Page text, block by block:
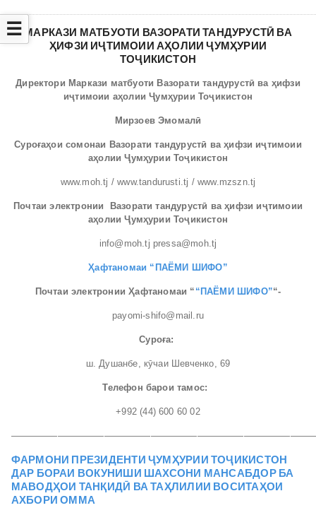
☰ МАРКАЗИ МАТБУОТИ ВАЗОРАТИ ТАНДУРУСТӢ ВА
ҲИФЗИ ИҶТИМОИИ АҲОЛИИ ҶУМҲУРИИ
ТОҶИКИСТОН
Директори Маркази матбуоти Вазорати тандурустӣ ва ҳифзи
иҷтимоии аҳолии Ҷумҳурии Тоҷикистон
Мирзоев Эмомалӣ
Суроғаҳои сомонаи Вазорати тандурустӣ ва ҳифзи иҷтимоии
аҳолии Ҷумҳурии Тоҷикистон
www.moh.tj / www.tandurusti.tj / www.mzszn.tj
Почтаи электронии Вазорати тандурустӣ ва ҳифзи иҷтимоии
аҳолии Ҷумҳурии Тоҷикистон
info@moh.tj pressa@moh.tj
Ҳафтаномаи “ПАЁМИ ШИФО”
Почтаи электронии Ҳафтаномаи “ “ПАЁМИ ШИФО”“-
payomi-shifo@mail.ru
Суроға:
ш. Душанбе, кӯчаи Шевченко, 69
Телефон барои тамос:
+992 (44) 600 60 02
ФАРМОНИ ПРЕЗИДЕНТИ ҶУМҲУРИИ ТОҶИКИСТОН
ДАР БОРАИ ВОКУНИШИ ШАХСОНИ МАНСАБДОР БА
МАВОДҲОИ ТАНҚИДӢ ВА ТАҲЛИЛИИ ВОСИТАҲОИ
АХБОРИ ОММА